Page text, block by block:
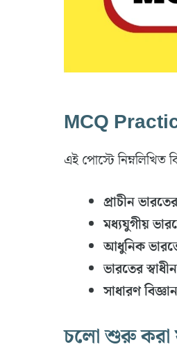
MCQ
এই পোস্টে নিম্নলিখিত
প্রাচীন
মধ্যযুগীয়
আধুনিক
ভারতের
সাধারণ
চলো শুরু করা